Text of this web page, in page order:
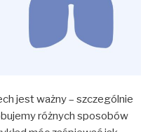
jest ważny – szczególnie
różnych sposobów